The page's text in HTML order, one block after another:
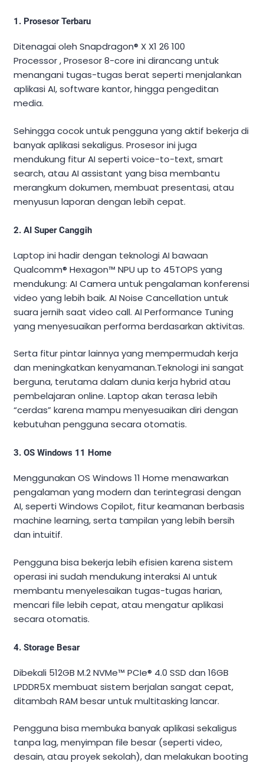
1. Prosesor Terbaru
Ditenagai oleh Snapdragon® X X1 26 100
Processor , Prosesor 8-core ini dirancang untuk
menangani tugas-tugas berat seperti menjalankan
aplikasi AI, software kantor, hingga pengeditan
media.
Sehingga cocok untuk pengguna yang aktif bekerja di
banyak aplikasi sekaligus. Prosesor ini juga
mendukung fitur AI seperti voice-to-text, smart
search, atau AI assistant yang bisa membantu
merangkum dokumen, membuat presentasi, atau
menyusun laporan dengan lebih cepat.
2. AI Super Canggih
Laptop ini hadir dengan teknologi AI bawaan
Qualcomm® Hexagon™ NPU up to 45TOPS yang
mendukung: AI Camera untuk pengalaman konferensi
video yang lebih baik. AI Noise Cancellation untuk
suara jernih saat video call. AI Performance Tuning
yang menyesuaikan performa berdasarkan aktivitas.
Serta fitur pintar lainnya yang mempermudah kerja
dan meningkatkan kenyamanan.Teknologi ini sangat
berguna, terutama dalam dunia kerja hybrid atau
pembelajaran online. Laptop akan terasa lebih
“cerdas” karena mampu menyesuaikan diri dengan
kebutuhan pengguna secara otomatis.
3. OS Windows 11 Home
Menggunakan OS Windows 11 Home menawarkan
pengalaman yang modern dan terintegrasi dengan
AI, seperti Windows Copilot, fitur keamanan berbasis
machine learning, serta tampilan yang lebih bersih
dan intuitif.
Pengguna bisa bekerja lebih efisien karena sistem
operasi ini sudah mendukung interaksi AI untuk
membantu menyelesaikan tugas-tugas harian,
mencari file lebih cepat, atau mengatur aplikasi
secara otomatis.
4. Storage Besar
Dibekali 512GB M.2 NVMe™ PCIe® 4.0 SSD dan 16GB
LPDDR5X membuat sistem berjalan sangat cepat,
ditambah RAM besar untuk multitasking lancar.
Pengguna bisa membuka banyak aplikasi sekaligus
tanpa lag, menyimpan file besar (seperti video,
desain, atau proyek sekolah), dan melakukan booting